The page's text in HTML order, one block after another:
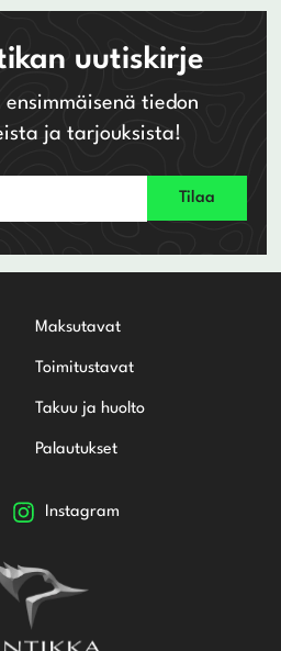
uutiskirje
ensimmäisenä tiedon
ja tarjouksista!
Maksutavat
Toimitustavat
Takuu ja huolto
Palautukset
Instagram